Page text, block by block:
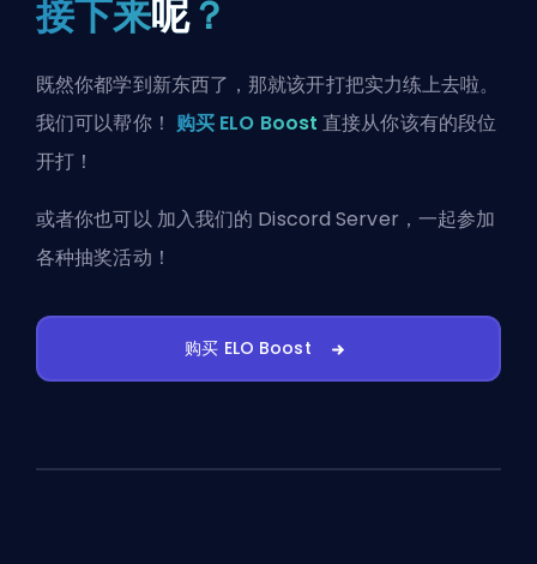
接下来呢？
既然你都学到新东西了，那就该开打把实力练上去啦。
我们可以帮你！ 购买 ELO Boost 直接从你该有的段位
开打！
或者你也可以 加入我们的 Discord Server ，一起参加
各种抽奖活动！
购买 ELO Boost